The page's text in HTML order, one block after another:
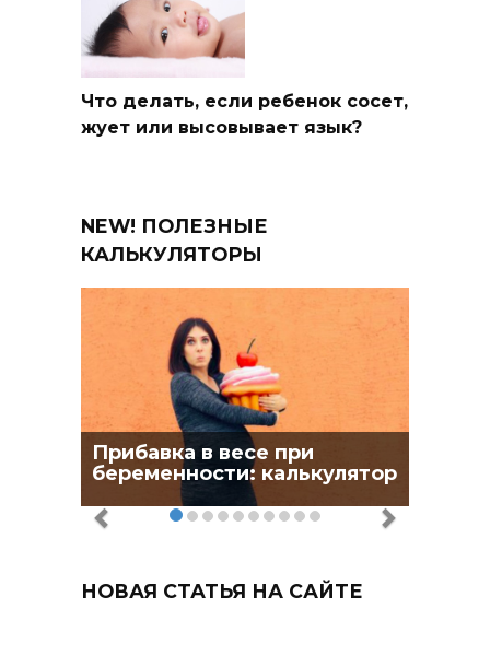
Что делать, если ребенок сосет,
жует или высовывает язык?
NEW! ПОЛЕЗНЫЕ
КАЛЬКУЛЯТОРЫ
Прибавка в весе при
беременности: калькулятор
НОВАЯ СТАТЬЯ НА САЙТЕ